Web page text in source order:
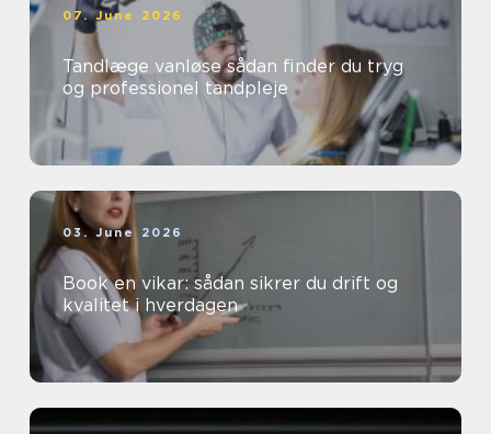
07. June 2026
Tandlæge vanløse sådan finder du tryg
og professionel tandpleje
03. June 2026
Book en vikar: sådan sikrer du drift og
kvalitet i hverdagen